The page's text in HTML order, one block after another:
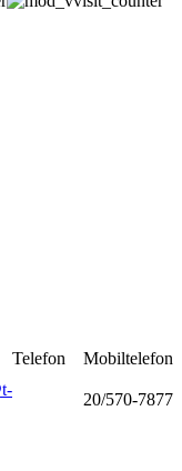
Telefon Mobiltelefon
20/570-7877